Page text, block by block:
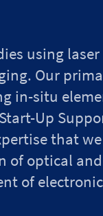
using laser
Our
in-situ
Up
that
of optical and
of